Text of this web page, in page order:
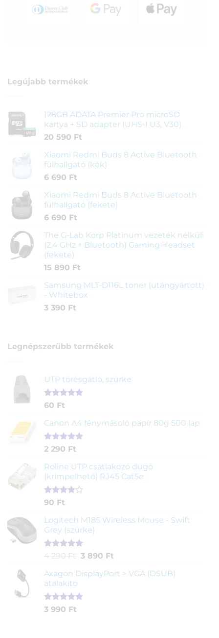
Legújabb termékek
128GB ADATA Premier Pro microSD
kártya + SD adapter (UHS-I U3, V30)
20 590 Ft
Xiaomi Redmi Buds 8 Active Bluetooth
fülhallgató (kék)
6 690 Ft
Xiaomi Redmi Buds 8 Active Bluetooth
fülhallgató (fekete)
6 690 Ft
The G-Lab Korp Platinum vezeték nélküli
(2,4 GHz + Bluetooth) Gaming Headset
(fekete)
15 890 Ft
Samsung MLT-D116L toner (utángyártott)
- Whitebox
3 390 Ft
Legnépszerűbb termékek
UTP törésgátló, szürke
Értékelés
ből,
1
értékelés
alapján
60 Ft
Canon A4 fénymásoló papír 80g 500 lap
Értékelés
ből,
2
értékelés
alapján
2 290 Ft
Roline UTP csatlakozó dugó
(krimpelhető) RJ45 Cat5e
Értékelés
5-ből,
2
értékelés
alapján
90 Ft
Logitech M185 Wireless Mouse - Swift
Grey (szürke)
Értékelés
ből,
1
értékelés
alapján
4 290 Ft Original
was:
290 Ft.
3 890 FtCurrent
is:
Axagon DisplayPort > VGA (DSUB)
átalakító
Értékelés
1
3 990 Ft